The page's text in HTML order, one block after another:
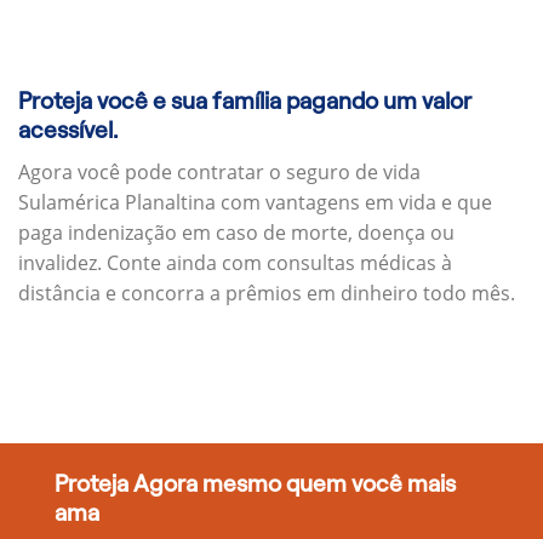
Proteja você e sua família pagando um valor
acessível.
Agora você pode contratar o seguro de vida
Sulamérica Planaltina com vantagens em vida e que
paga indenização em caso de morte, doença ou
invalidez. Conte ainda com consultas médicas à
distância e concorra a prêmios em dinheiro todo mês.
Proteja Agora mesmo quem você mais
ama